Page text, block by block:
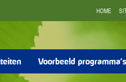
HOME
Voorbeeld programma’s